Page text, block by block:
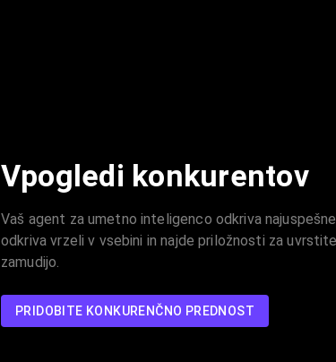
Vpogledi konkurentov
Vaš agent za umetno inteligenco odkriva
odkriva vrzeli v vsebini in najde priložnosti za
zamudijo.
PRIDOBITE KONKURENČNO PREDNOST